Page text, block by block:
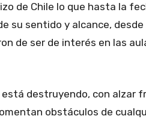
de Chile lo que hasta la
su sentido y alcance,
de ser de interés en las
está destruyendo, con alzar
obstáculos de